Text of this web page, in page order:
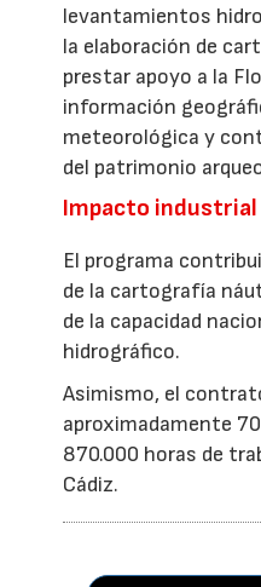
levantamientos
la elaboración de
prestar apoyo a la
información
meteorológica y
del patrimonio
Impacto industrial
El programa
de la cartografía
de la capacidad
hidrográfico.
Asimismo, el
aproximadamente
870.000 horas de
Cádiz.